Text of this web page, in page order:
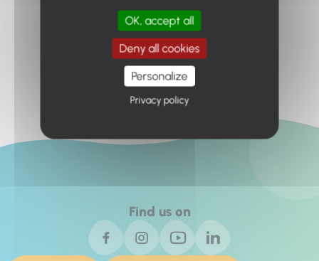
recherché.
Retour à l'accueil
Find us on
OK, accept all
Deny all cookies
Personalize
Privacy policy